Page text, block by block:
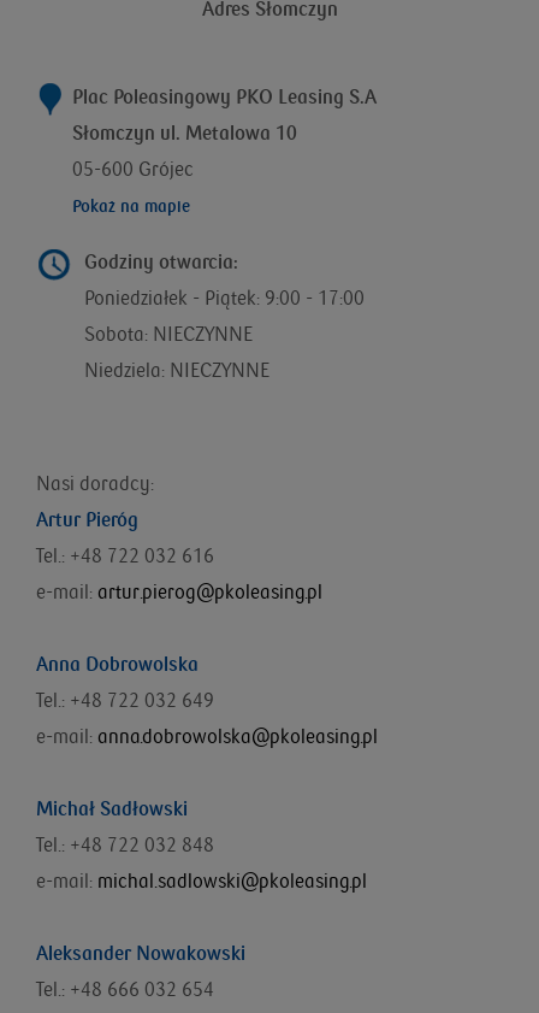
Adres Słomczyn
Plac Poleasingowy PKO Leasing S.A
Słomczyn ul. Metalowa 10
05-600 Grójec
Pokaż na mapie
Godziny otwarcia:
Poniedziałek - Piątek: 9:00 - 17:00
Sobota: NIECZYNNE
Niedziela: NIECZYNNE
Nasi doradcy:
Artur Pieróg
Tel.: +48 722 032 616
e-mail: artur.pierog@pkoleasing.pl
Anna Dobrowolska
Tel.: +48 722 032 649
e-mail: anna.dobrowolska@pkoleasing.pl
Michał Sadłowski
Tel.: +48 722 032 848
e-mail: michal.sadlowski@pkoleasing.pl
Aleksander Nowakowski
Tel.: +48 666 032 654